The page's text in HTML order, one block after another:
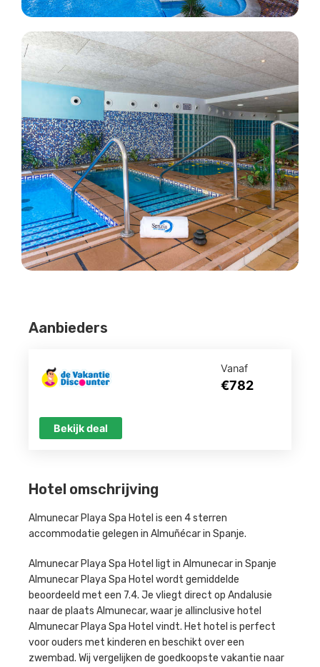
Hotel omschrijving
Almunecar Playa Spa Hotel is een 4 sterren
accommodatie gelegen in Almuñécar in Spanje.
Almunecar Playa Spa Hotel ligt in Almunecar in Spanje
Almunecar Playa Spa Hotel wordt gemiddelde
beoordeeld met een 7.4. Je vliegt direct op Andalusie
naar de plaats Almunecar, waar je allinclusive hotel
Almunecar Playa Spa Hotel vindt. Het hotel is perfect
voor ouders met kinderen en beschikt over een
zwembad. Wij vergelijken de goedkoopste vakantie naar
Aanbieders
Vanaf
€782
Bekijk deal